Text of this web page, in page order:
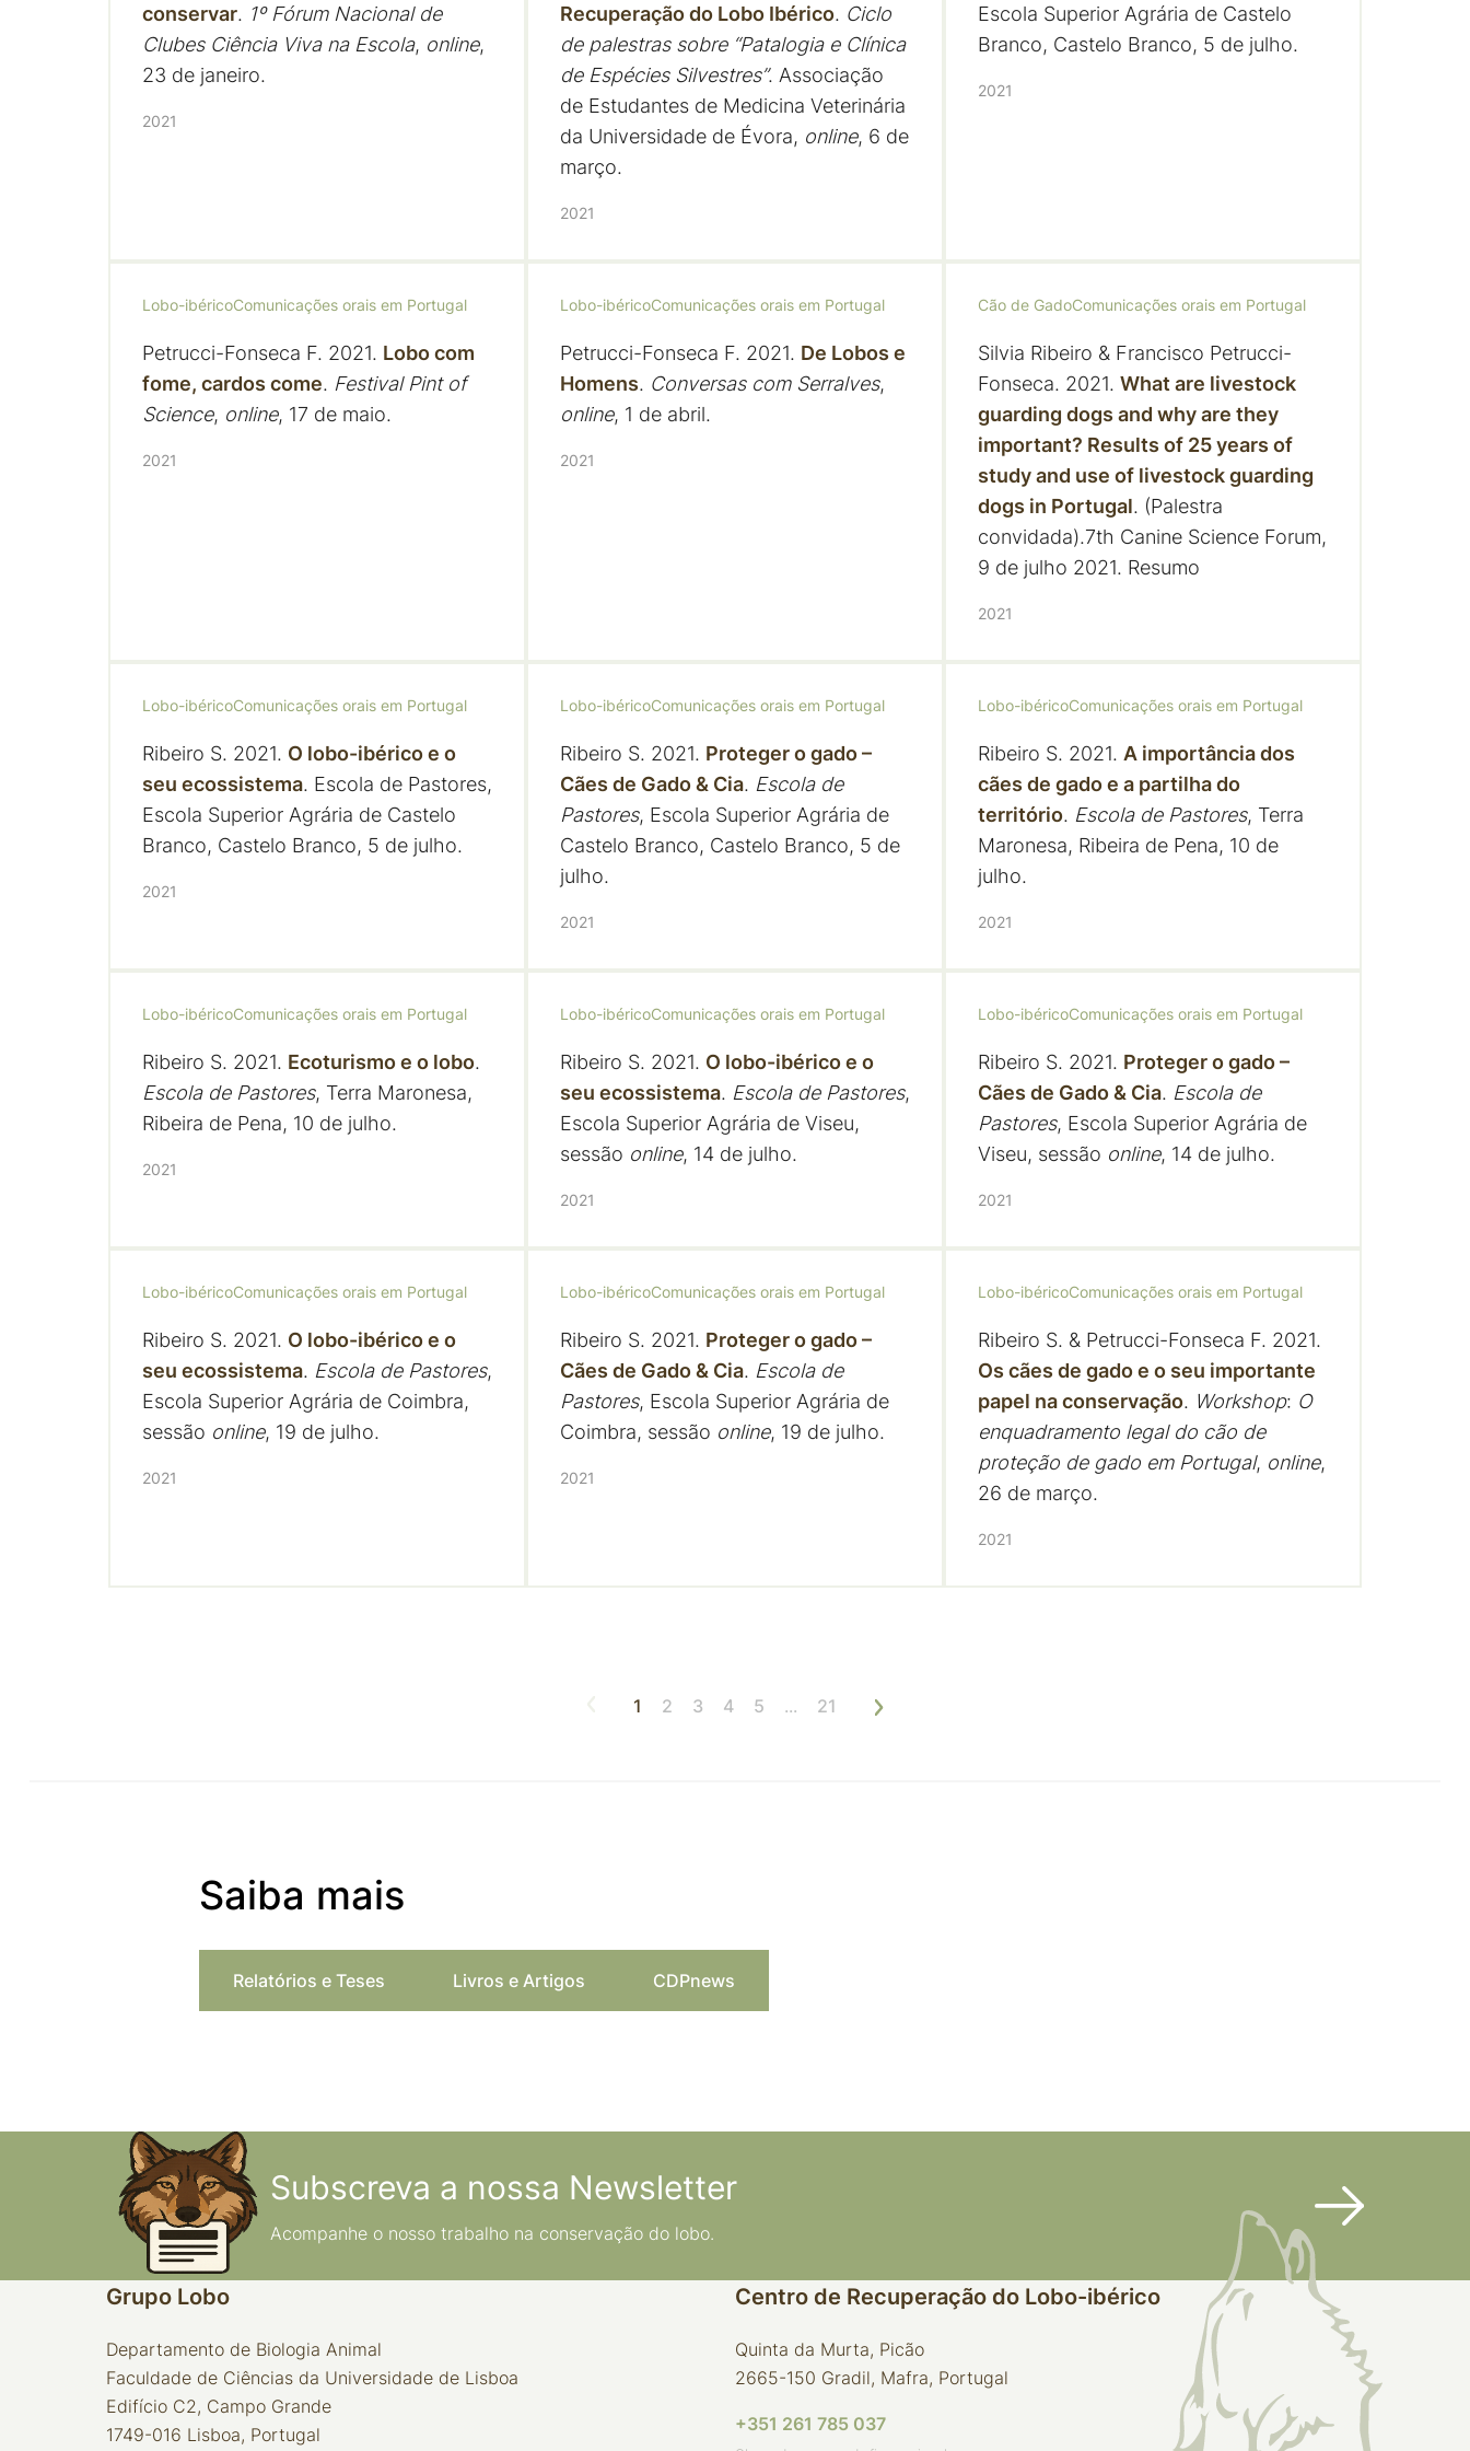
conservar. 1º Fórum Nacional de
Clubes Ciência Viva na Escola, online,
23 de janeiro.
2021
Recuperação do Lobo Ibérico. Ciclo
de palestras sobre “Patalogia e Clínica
de Espécies Silvestres”. Associação
de Estudantes de Medicina Veterinária
da Universidade de Évora, online, 6 de
março.
2021
Escola Superior Agrária de Castelo
Branco, Castelo Branco, 5 de julho.
2021
Lobo-ibéricoComunicações orais em Portugal
Petrucci-Fonseca F. 2021. Lobo com
fome, cardos come. Festival Pint of
Science, online, 17 de maio.
2021
Lobo-ibéricoComunicações orais em Portugal
Petrucci-Fonseca F. 2021. De Lobos e
Homens. Conversas com Serralves,
online, 1 de abril.
2021
Cão de GadoComunicações orais em Portugal
Silvia Ribeiro & Francisco Petrucci-
Fonseca. 2021. What are livestock
guarding dogs and why are they
important? Results of 25 years of
study and use of livestock guarding
dogs in Portugal. (Palestra
convidada).7th Canine Science Forum,
9 de julho 2021. Resumo
2021
Lobo-ibéricoComunicações orais em Portugal
Ribeiro S. 2021. O lobo-ibérico e o
seu ecossistema. Escola de Pastores,
Escola Superior Agrária de Castelo
Branco, Castelo Branco, 5 de julho.
2021
Lobo-ibéricoComunicações orais em Portugal
Ribeiro S. 2021. Proteger o gado –
Cães de Gado & Cia. Escola de
Pastores, Escola Superior Agrária de
Castelo Branco, Castelo Branco, 5 de
julho.
2021
Lobo-ibéricoComunicações orais em Portugal
Ribeiro S. 2021. A importância dos
cães de gado e a partilha do
território. Escola de Pastores, Terra
Maronesa, Ribeira de Pena, 10 de
julho.
2021
Lobo-ibéricoComunicações orais em Portugal
Ribeiro S. 2021. Ecoturismo e o lobo.
Escola de Pastores, Terra Maronesa,
Ribeira de Pena, 10 de julho.
2021
Lobo-ibéricoComunicações orais em Portugal
Ribeiro S. 2021. O lobo-ibérico e o
seu ecossistema. Escola de Pastores,
Escola Superior Agrária de Viseu,
sessão online, 14 de julho.
2021
Lobo-ibéricoComunicações orais em Portugal
Ribeiro S. 2021. Proteger o gado –
Cães de Gado & Cia. Escola de
Pastores, Escola Superior Agrária de
Viseu, sessão online, 14 de julho.
2021
Lobo-ibéricoComunicações orais em Portugal
Ribeiro S. 2021. O lobo-ibérico e o
seu ecossistema. Escola de Pastores,
Escola Superior Agrária de Coimbra,
sessão online, 19 de julho.
2021
Lobo-ibéricoComunicações orais em Portugal
Ribeiro S. 2021. Proteger o gado –
Cães de Gado & Cia. Escola de
Pastores, Escola Superior Agrária de
Coimbra, sessão online, 19 de julho.
2021
Lobo-ibéricoComunicações orais em Portugal
Ribeiro S. & Petrucci-Fonseca F. 2021.
Os cães de gado e o seu importante
papel na conservação. Workshop: O
enquadramento legal do cão de
proteção de gado em Portugal, online,
26 de março.
2021
1 2 3 4 5 ... 21
Saiba mais
Relatórios e Teses Livros e Artigos CDPnews
Subscreva a nossa Newsletter
Acompanhe o nosso trabalho na conservação do lobo.
Grupo Lobo
Departamento de Biologia Animal
Faculdade de Ciências da Universidade de Lisboa
Edifício C2, Campo Grande
1749-016 Lisboa, Portugal
Centro de Recuperação do Lobo-ibérico
Quinta da Murta, Picão
2665-150 Gradil, Mafra, Portugal
+351 261 785 037